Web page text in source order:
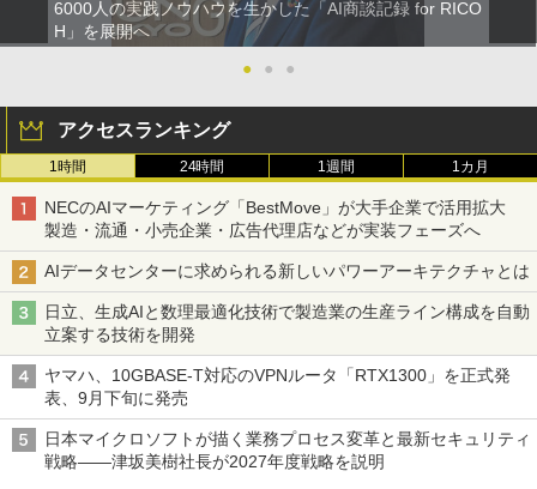
6000人の実践ノウハウを生かした「AI商談記録 for RICO
H」を展開へ
●
● ●
アクセスランキング
1時間 24時間 1週間 1カ月
NECのAIマーケティング「BestMove」が大手企業で活用拡大
製造・流通・小売企業・広告代理店などが実装フェーズへ
AIデータセンターに求められる新しいパワーアーキテクチャとは
日立、生成AIと数理最適化技術で製造業の生産ライン構成を自動
立案する技術を開発
ヤマハ、10GBASE-T対応のVPNルータ「RTX1300」を正式発
表、9月下旬に発売
日本マイクロソフトが描く業務プロセス変革と最新セキュリティ
戦略――津坂美樹社長が2027年度戦略を説明